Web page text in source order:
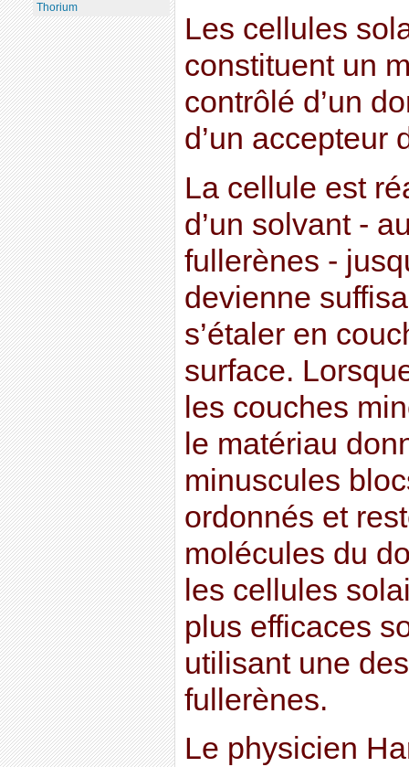
Les cellules
constituent un
contrôlé d’un
d’un accepteur
La cellule est
d’un solvant -
fullerènes -
devienne
s’étaler en
surface.
les couches
le matériau
minuscules
ordonnés et
molécules du
les cellules
plus efficaces
utilisant une
fullerènes.
Le physicien
Thorium